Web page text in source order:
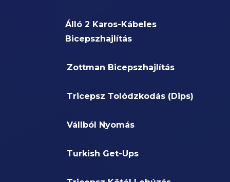
Álló 2 Karos-Kábeles
Bicepszhajlítás
Zottman Bicepszhajlítás
Tricepsz Tolódzkodás (Dips)
Vállból Nyomás
Turkish Get-Ups